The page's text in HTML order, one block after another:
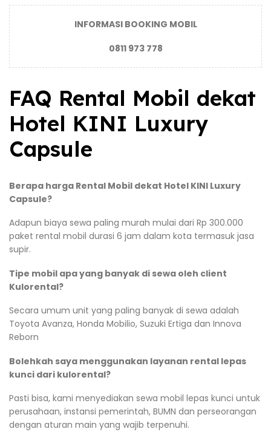
INFORMASI BOOKING MOBIL
0811 973 778
FAQ Rental Mobil dekat
Hotel KINI Luxury
Capsule
Berapa harga Rental Mobil dekat Hotel KINI Luxury
Capsule?
Adapun biaya sewa paling murah mulai dari Rp 300.000
paket rental mobil durasi 6 jam dalam kota termasuk jasa
supir.
Tipe mobil apa yang banyak di sewa oleh client
Kulorental?
Secara umum unit yang paling banyak di sewa adalah
Toyota Avanza, Honda Mobilio, Suzuki Ertiga dan Innova
Reborn
Bolehkah saya menggunakan layanan rental lepas
kunci dari kulorental?
Pasti bisa, kami menyediakan sewa mobil lepas kunci untuk
perusahaan, instansi pemerintah, BUMN dan perseorangan
dengan aturan main yang wajib terpenuhi.